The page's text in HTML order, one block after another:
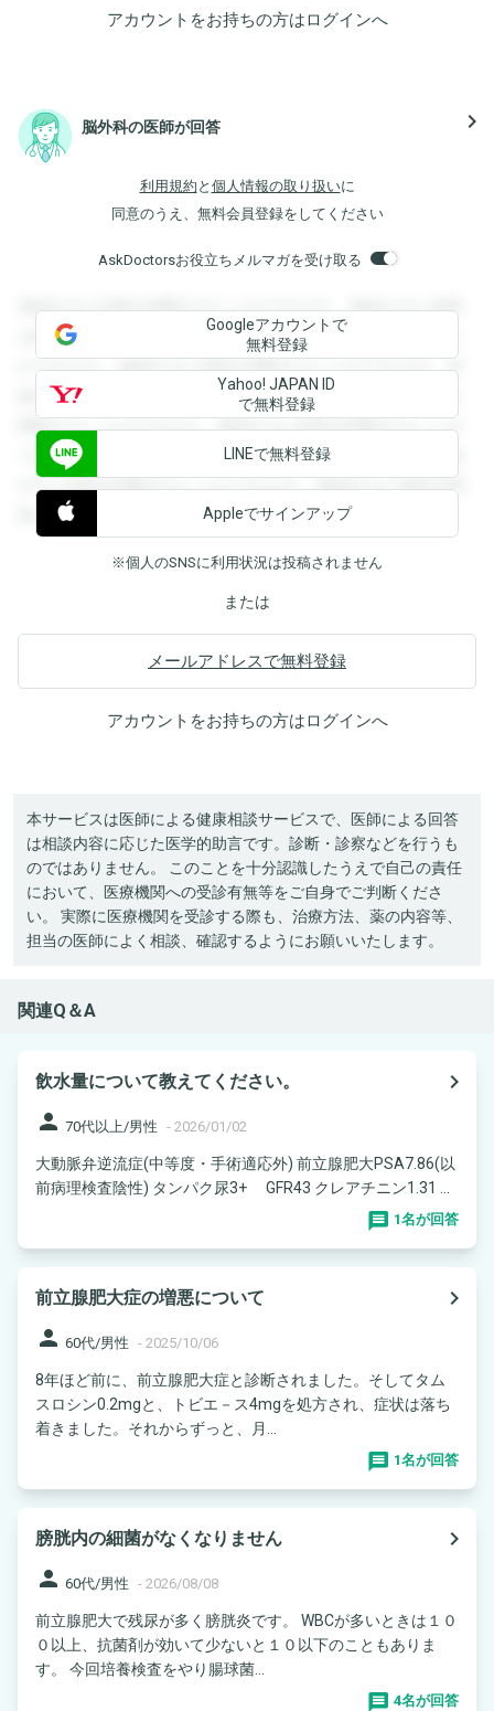
アカウントをお持ちの方はログインへ
脳外科の医師が回答 navigate_next
利用規約 と 個人情報の取り扱いに
同意のうえ、無料会員登録をしてください
AskDoctorsお役立ちメルマガを受け取る
登録すると回答を閲覧することができます。登録すると回答
を閲覧することができます。登録すると回答を閲覧すること
ができます。登録すると回答を閲覧することができます。登
録すると回答を閲覧することができます。登録すると回答を
閲覧することができます。登録すると回答を閲覧することが
できます。登録すると回答を閲覧することができます。登録
すると回答を閲覧することができます。登録すると回答を閲
覧することができます。
Googleアカウントで
無料登録
Yahoo! JAPAN ID
で無料登録
LINEで無料登録
Appleでサインアップ
※個人のSNSに利用状況は投稿されません
または
メールアドレスで無料登録
アカウントをお持ちの方はログインへ
本サービスは医師による健康相談サービスで、医師による回答
は相談内容に応じた医学的助言です。診断・診察などを行うも
のではありません。 このことを十分認識したうえで自己の責任
において、医療機関への受診有無等をご自身でご判断くださ
い。 実際に医療機関を受診する際も、治療方法、薬の内容等、
担当の医師によく相談、確認するようにお願いいたします。
関連Q＆A
飲水量について教えてください。
navigate_next
person 70代以上/男性 - 2026/01/02
大動脈弁逆流症(中等度・手術適応外) 前立腺肥大PSA7.86(以
前病理検査陰性) タンパク尿3+ GFR43 クレアチニン1.31 ...
1名が回答
前立腺肥大症の増悪について
navigate_next
person 60代/男性 - 2025/10/06
8年ほど前に、前立腺肥大症と診断されました。そしてタム
スロシン0.2mgと、トビエ－ス4mgを処方され、症状は落ち
着きました。それからずっと、月...
1名が回答
膀胱内の細菌がなくなりません
navigate_next
person 60代/男性 - 2026/08/08
前立腺肥大で残尿が多く膀胱炎です。 WBCが多いときは１０
０以上、抗菌剤が効いて少ないと１０以下のこともありま
す。 今回培養検査をやり腸球菌...
4名が回答